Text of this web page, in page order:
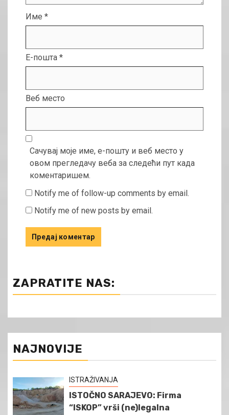
Име *
Е-пошта *
Веб место
Сачувај моје име, е-пошту и веб место у
овом прегледачу веба за следећи пут када
коментаришем.
Notify me of follow-up comments by email.
Notify me of new posts by email.
ZAPRATITE NAS:
NAJNOVIJE
ISTRAŽIVANJA
ISTOČNO SARAJEVO: Firma
“ISKOP” vrši (ne)legalna